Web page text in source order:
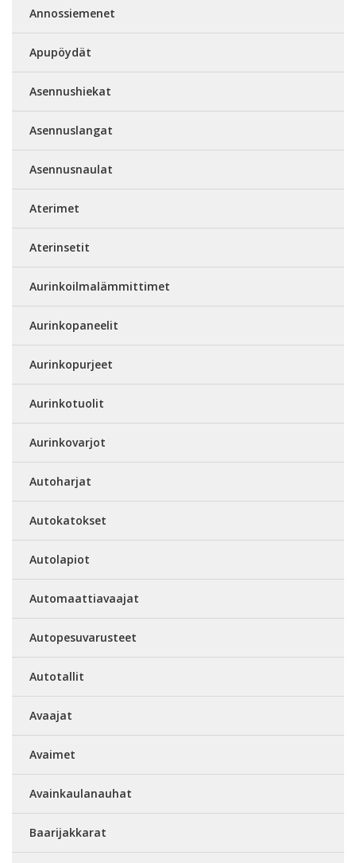
Annossiemenet
Apupöydät
Asennushiekat
Asennuslangat
Asennusnaulat
Aterimet
Aterinsetit
Aurinkoilmalämmittimet
Aurinkopaneelit
Aurinkopurjeet
Aurinkotuolit
Aurinkovarjot
Autoharjat
Autokatokset
Autolapiot
Automaattiavaajat
Autopesuvarusteet
Autotallit
Avaajat
Avaimet
Avainkaulanauhat
Baarijakkarat